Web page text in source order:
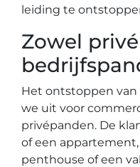
leiding te
Zowel
Het ontstoppen
we uit voor
privépanden. De
of een
penthouse of een